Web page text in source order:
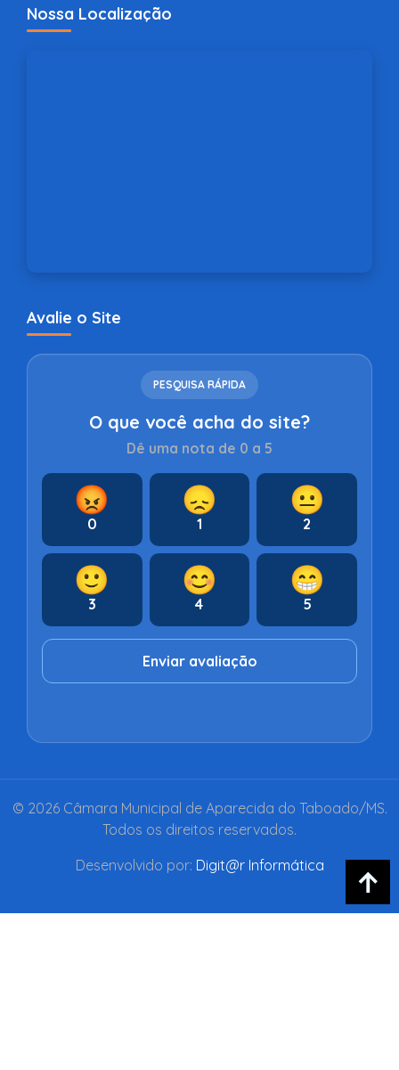
Nossa Localização
Avalie o Site
PESQUISA RÁPIDA
O que você acha do site?
Dê uma nota de 0 a 5
😡
0
😞
1
😐
2
🙂
3
😊
4
😁
5
Enviar avaliação
© 2026 Câmara Municipal de Aparecida do Taboado/MS.
Todos os direitos reservados.
Desenvolvido por: Digit@r Informática